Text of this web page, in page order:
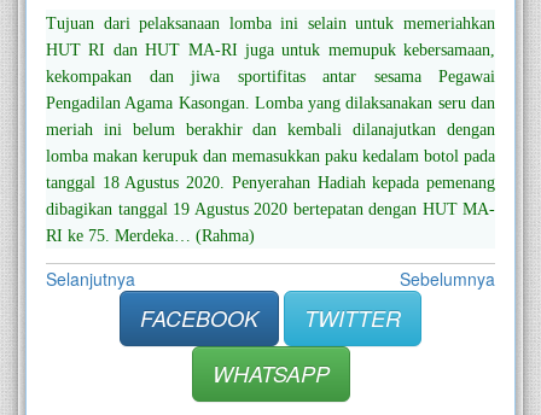
Tujuan dari pelaksanaan lomba ini selain untuk memeriahkan
HUT RI dan HUT MA-RI juga untuk memupuk kebersamaan,
kekompakan dan jiwa sportifitas antar sesama Pegawai
Pengadilan Agama Kasongan. Lomba yang dilaksanakan seru dan
meriah ini belum berakhir dan kembali dilanajutkan dengan
lomba makan kerupuk dan memasukkan paku kedalam botol pada
tanggal 18 Agustus 2020. Penyerahan Hadiah kepada pemenang
dibagikan tanggal 19 Agustus 2020 bertepatan dengan HUT MA-
RI ke 75. Merdeka… (Rahma)
Selanjutnya Sebelumnya
FACEBOOK
TWITTER
WHATSAPP